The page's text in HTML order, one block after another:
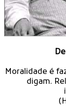
Moralidade é
digam.